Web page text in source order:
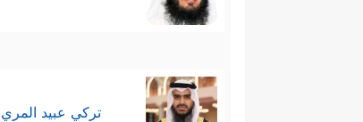
تركي عبيد المري